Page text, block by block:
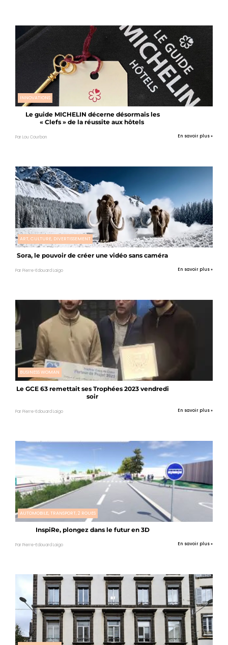
INNOVATIONS
Le guide MICHELIN décerne désormais les
« Clefs » de la réussite aux hôtels
Par Lou Courbon En savoir plus »
ART, CULTURE, DIVERTISSEMENT
Sora, le pouvoir de créer une vidéo sans caméra
Par Pierre-Edouard Laigo En savoir plus »
BUSINESS WOMAN
Le GCE 63 remettait ses Trophées 2023 vendredi
soir
Par Pierre-Edouard Laigo En savoir plus »
AUTOMOBILE, TRANSPORT, 2 ROUES
InspiRe, plongez dans le futur en 3D
Par Pierre-Edouard Laigo En savoir plus »